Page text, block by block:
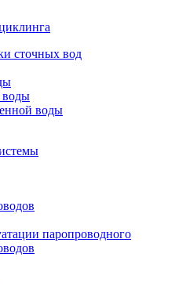
сточных вод
воды
воды
паропроводного